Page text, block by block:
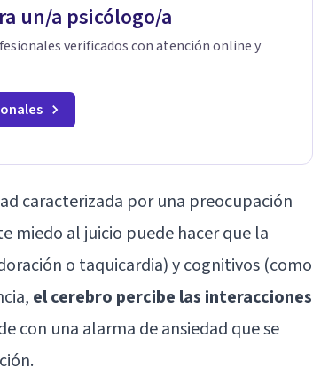
un/a psicólogo/a
verificados con atención online y
caracterizada por una preocupación
miedo al juicio puede hacer que la
o taquicardia) y cognitivos (como
elcerebro percibe las interacciones
con una alarma de ansiedad que se